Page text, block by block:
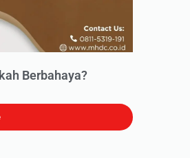
Berbahaya?